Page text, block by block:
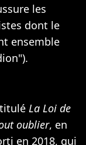
les
dont le
ensemble
La Loi de
oublier, en
en 2018, qui